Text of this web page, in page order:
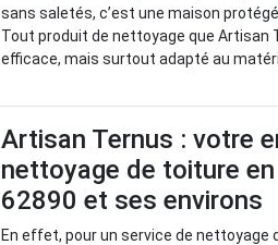
sans saletés, c’est une maison
Tout produit de nettoyage que Artisan
efficace, mais surtout adapté au
Artisan Ternus : votre
nettoyage de toiture
62890 et ses environs
En effet, pour un service de nettoyage